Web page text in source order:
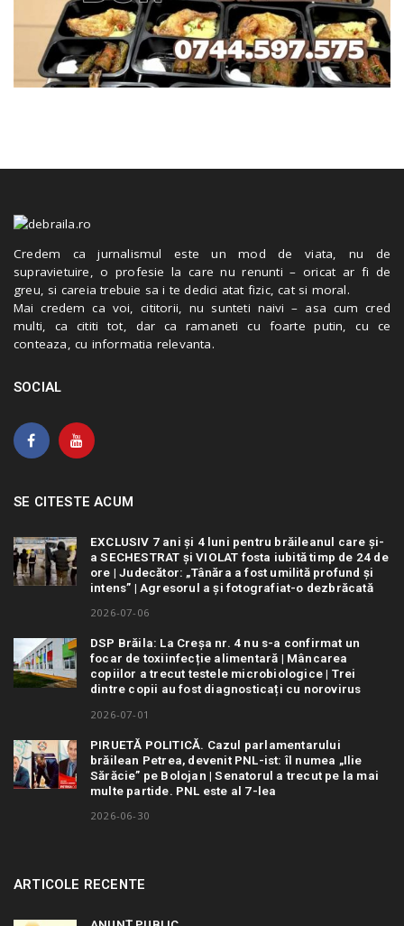
Credem ca jurnalismul este un mod de viata, nu de
supravietuire, o profesie la care nu renunti – oricat ar fi de
greu, si careia trebuie sa i te dedici atat fizic, cat si moral.
Mai credem ca voi, cititorii, nu sunteti naivi – asa cum cred
multi, ca cititi tot, dar ca ramaneti cu foarte putin, cu ce
conteaza, cu informatia relevanta.
SOCIAL
SE CITESTE ACUM
EXCLUSIV 7 ani și 4 luni pentru brăileanul care și-
a SECHESTRAT și VIOLAT fosta iubită timp de 24 de
ore | Judecător: „Tânăra a fost umilită profund și
intens” | Agresorul a și fotografiat-o dezbrăcată
2026-07-06
DSP Brăila: La Creșa nr. 4 nu s-a confirmat un
focar de toxiinfecție alimentară | Mâncarea
copiilor a trecut testele microbiologice | Trei
dintre copii au fost diagnosticați cu norovirus
2026-07-01
PIRUETĂ POLITICĂ. Cazul parlamentarului
brăilean Petrea, devenit PNL-ist: îl numea „Ilie
Sărăcie” pe Bolojan | Senatorul a trecut pe la mai
multe partide. PNL este al 7-lea
2026-06-30
ARTICOLE RECENTE